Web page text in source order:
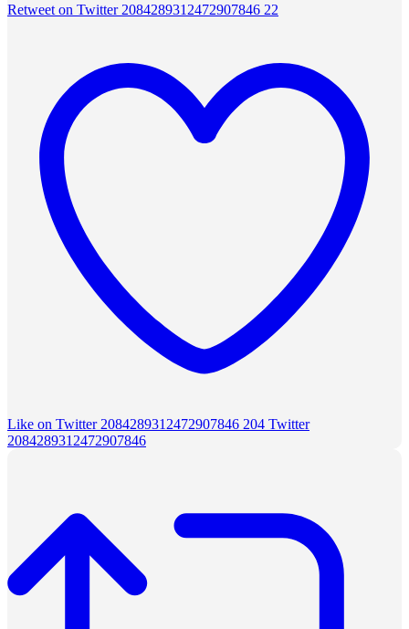
Retweet on Twitter 2084289312472907846 22
Like on Twitter 2084289312472907846 204 Twitter
2084289312472907846